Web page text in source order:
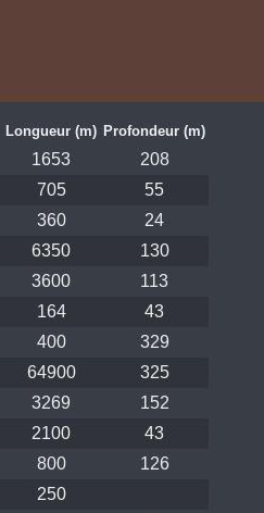
Longueur (m) Profondeur (m)
1653
208
705
55
360
24
6350
130
3600
113
164
43
400
329
64900
325
3269
152
2100
43
800
126
250